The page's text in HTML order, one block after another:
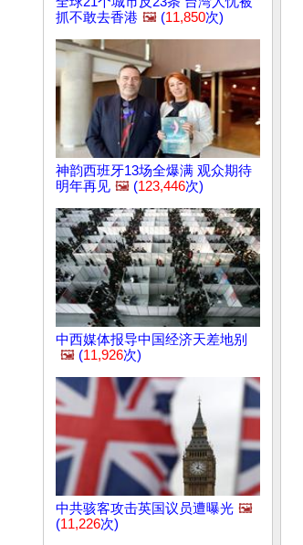
抓不敢去香港 🖼️ (11,850次)
神韵西班牙13场全爆满 观众期待
明年再见 🖼️ (123,446次)
中西媒体报导中国经济天差地别
🖼️ (11,926次)
中共骇客攻击英国议员遭曝光 🖼️
(11,226次)